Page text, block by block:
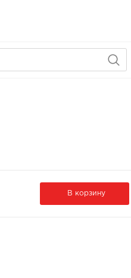
В корзину